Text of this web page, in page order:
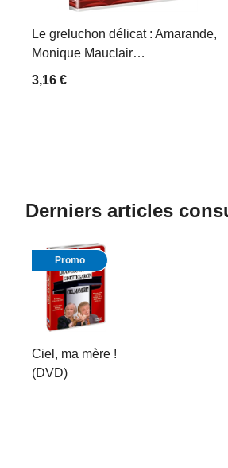
Le greluchon délicat : Amarande,
Monique Mauclair…
3,16 €
Derniers articles
Promo
Ciel, ma mère !
(DVD)